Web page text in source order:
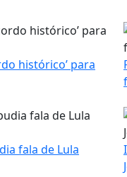
histórico’ para
fala de Lula